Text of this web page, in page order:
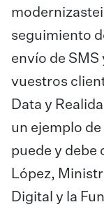
seguimiento
envío de
vuestros
Data y
un ejemplo
puede y debe
López,
Digital y la